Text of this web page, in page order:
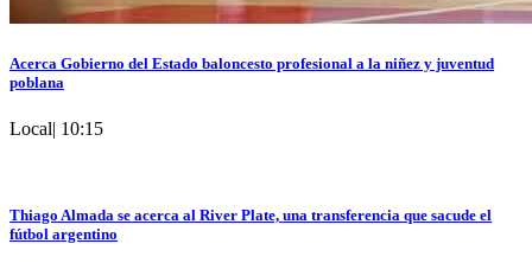
Acerca Gobierno del Estado baloncesto profesional a la niñez y juventud
poblana
Local| 10:15
Thiago Almada se acerca al River Plate, una transferencia que sacude el
fútbol argentino